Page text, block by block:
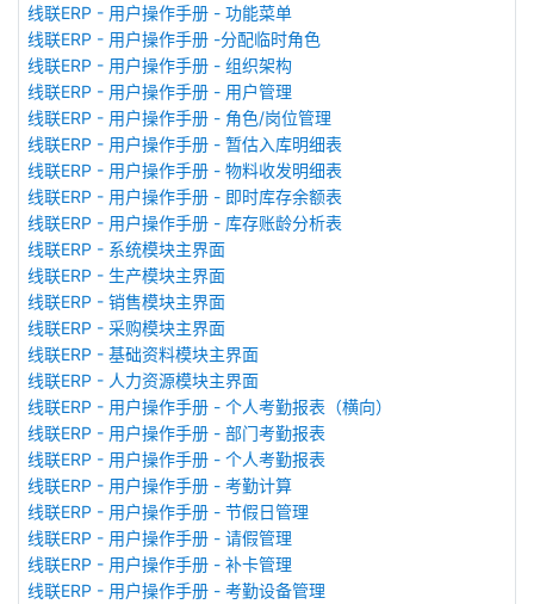
线联ERP - 用户操作手册 - 功能菜单
线联ERP - 用户操作手册 -分配临时角色
线联ERP - 用户操作手册 - 组织架构
线联ERP - 用户操作手册 - 用户管理
线联ERP - 用户操作手册 - 角色/岗位管理
线联ERP - 用户操作手册 - 暂估入库明细表
线联ERP - 用户操作手册 - 物料收发明细表
线联ERP - 用户操作手册 - 即时库存余额表
线联ERP - 用户操作手册 - 库存账龄分析表
线联ERP - 系统模块主界面
线联ERP - 生产模块主界面
线联ERP - 销售模块主界面
线联ERP - 采购模块主界面
线联ERP - 基础资料模块主界面
线联ERP - 人力资源模块主界面
线联ERP - 用户操作手册 - 个人考勤报表（横向）
线联ERP - 用户操作手册 - 部门考勤报表
线联ERP - 用户操作手册 - 个人考勤报表
线联ERP - 用户操作手册 - 考勤计算
线联ERP - 用户操作手册 - 节假日管理
线联ERP - 用户操作手册 - 请假管理
线联ERP - 用户操作手册 - 补卡管理
线联ERP - 用户操作手册 - 考勤设备管理